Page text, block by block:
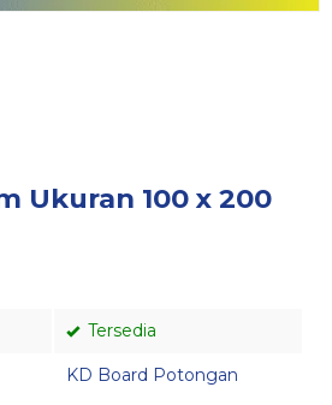
Ukuran 100 x 200
Tersedia
KD Board Potongan